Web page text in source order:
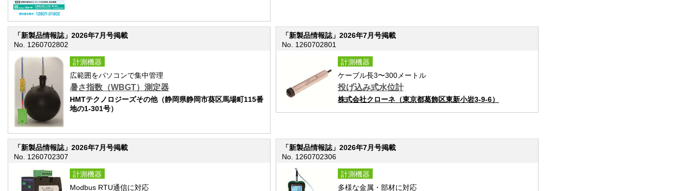
「新製品情報誌」2026年7月号掲載
No. 1260702802
計測機器
広範囲をパソコンで集中管理
暑さ指数（WBGT）測定器
HMTテクノロジーズその他（静岡県静岡市葵区馬場町115番
地の1-301号）
「新製品情報誌」2026年7月号掲載
No. 1260702801
計測機器
ケーブル長3〜300メートル
投げ込み式水位計
株式会社クローネ（東京都葛飾区東新小岩3-9-6）
「新製品情報誌」2026年7月号掲載
No. 1260702307
計測機器
Modbus RTU通信に対応
「新製品情報誌」2026年7月号掲載
No. 1260702306
計測機器
多様な金属・部材に対応